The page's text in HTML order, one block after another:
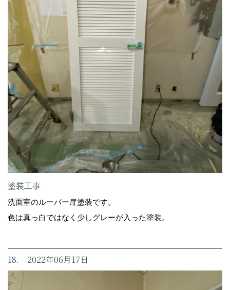
塗装工事
洗面室のルーバー扉塗装です。
色は真っ白ではなく少しグレーが入った塗装。
18. 2022年06月17日